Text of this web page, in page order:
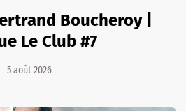
Boucheroy |
Le Club #7
5 août 2026